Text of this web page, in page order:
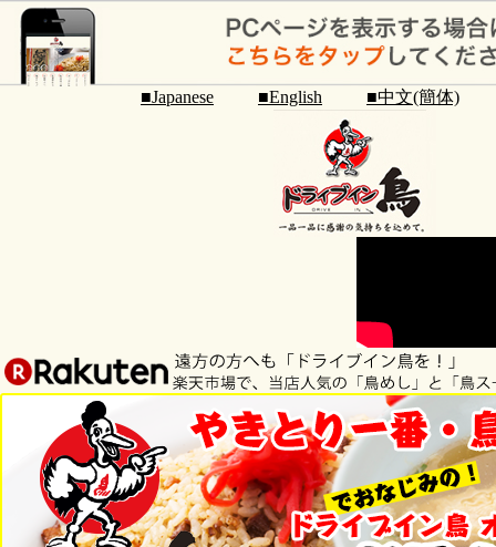
■Japanese ■English ■中文(簡体)